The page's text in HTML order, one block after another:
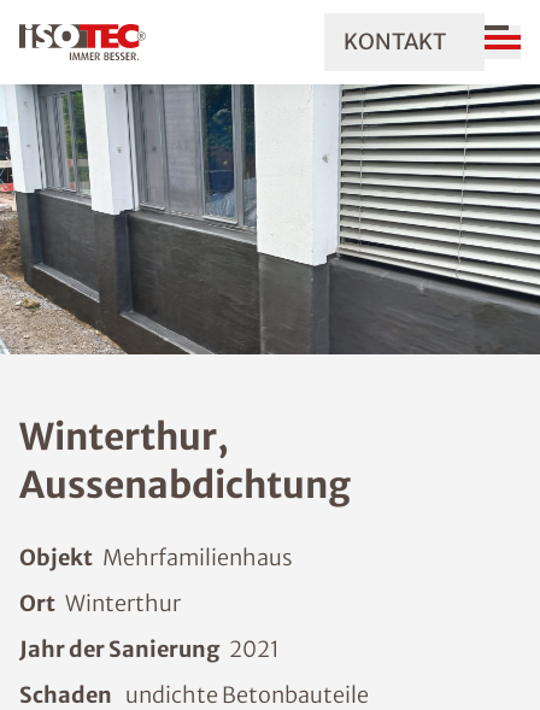
KONTAKT
Winterthur,
Aussenabdichtung
Objekt Mehrfamilienhaus
Ort Winterthur
Jahr der Sanierung 2021
Schaden undichte Betonbauteile